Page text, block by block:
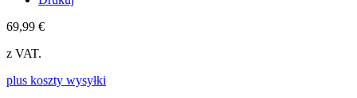
69,99 €
z VAT.
plus koszty wysyłki